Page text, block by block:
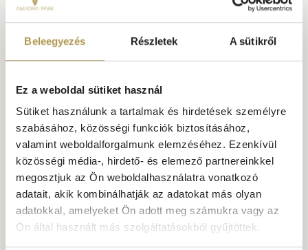
Beleegyezés Részletek A sütikről
Ez a weboldal sütiket használ
Sütiket használunk a tartalmak és hirdetések személyre
szabásához, közösségi funkciók biztosításához,
valamint weboldalforgalmunk elemzéséhez. Ezenkívül
közösségi média-, hirdető- és elemező partnereinkkel
megosztjuk az Ön weboldalhasználatra vonatkozó
adatait, akik kombinálhatják az adatokat más olyan
adatokkal, amelyeket Ön adott meg számukra vagy az
Ön által használt más szolgáltatásokból gyűjtöttek.
ŠIBENIKI NÉGY ERŐD
Šibenik négy történelmi erődjének egyike, ma az UNESCO-
örökség családtagja.